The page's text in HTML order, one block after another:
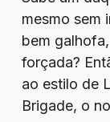
mesmo sem
bem
forçada?
ao estilo de
Brigade, o